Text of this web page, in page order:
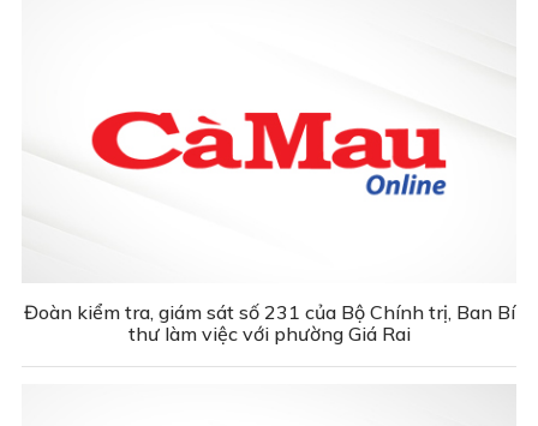
Đoàn kiểm tra, giám sát số 231 của Bộ Chính trị, Ban Bí
thư làm việc với phường Giá Rai